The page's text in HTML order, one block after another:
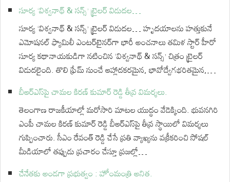
సూర్య ‘విశ్వనాథ్ & సన్స్’ ట్రైలర్ విడుదల…
సూర్య ‘విశ్వనాథ్ & సన్స్’ ట్రైలర్ విడుదల… హృదయాలను హత్తుకునే
ఎమోషనల్ ఫ్యామిలీ ఎంటర్‌టైనర్‌గా భారీ అంచనాలు తమిళ స్టార్ హీరో
సూర్య కథానాయకుడిగా నటించిన ‘విశ్వనాథ్ & సన్స్’ చిత్రం ట్రైలర్
విడుదలైంది. తొలి ఫ్రేమ్ నుంచే ఆహ్లాదకరమైన, భావోద్వేగభరితమైన,…
బీఆర్ఎస్‌పై చామల కిరణ్ కుమార్ రెడ్డి తీవ్ర విమర్శలు.
తెలంగాణ రాజకీయాల్లో మరోసారి మాటల యుద్ధం వేడెక్కింది. భువనగిరి
ఎంపీ చామల కిరణ్ కుమార్ రెడ్డి బీఆర్ఎస్‌పై తీవ్ర స్థాయిలో విమర్శలు
గుప్పించారు. సీఎం రేవంత్ రెడ్డి చేసే ప్రతి వ్యాఖ్యను వక్రీకరించి సోషల్
మీడియాలో తప్పుడు ప్రచారం చేస్తూ ప్రజల్లో…
చేనేతకు అండగా ప్రభుత్వం : హోంమంత్రి అనిత.